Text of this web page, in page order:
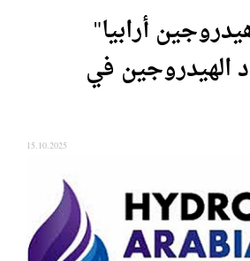
أرابيا"
الهيدروجين في
15.10.2025